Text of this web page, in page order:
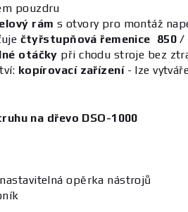
pouzdru
rám s otvory pro montáž
čtyřstupňová řemenice 850 /
otáčky při chodu stroje bez
kopírovací zařízení- lze
na dřevo DSO-1000
opěrka nástrojů